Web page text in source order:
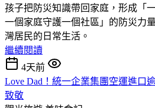
孩子把防災知識帶回家庭，形成「
一個家庭守護一個社區」的防災力
灣居民的日常生活。
繼續閱讀
4天前
Love Dad！統一企業集團空運進口
致敬